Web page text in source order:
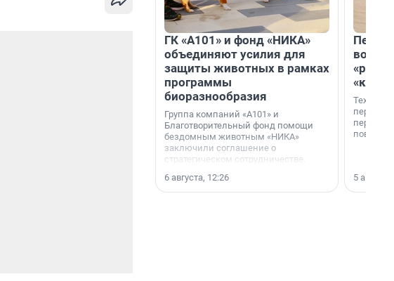
ГК «А101» и фонд «НИКА»
объединяют усилия для
защиты животных в рамках
программы
биоразнообразия
Группа компаний «А101» и
Благотворительный фонд помощи
бездомным животным «НИКА»
заключили соглашение о
стратегическом сотрудничестве.
6 августа, 12:26
5